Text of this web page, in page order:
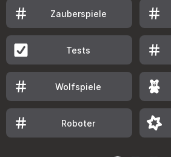
Zauberspiele
Tests
Wolfspiele
Roboter